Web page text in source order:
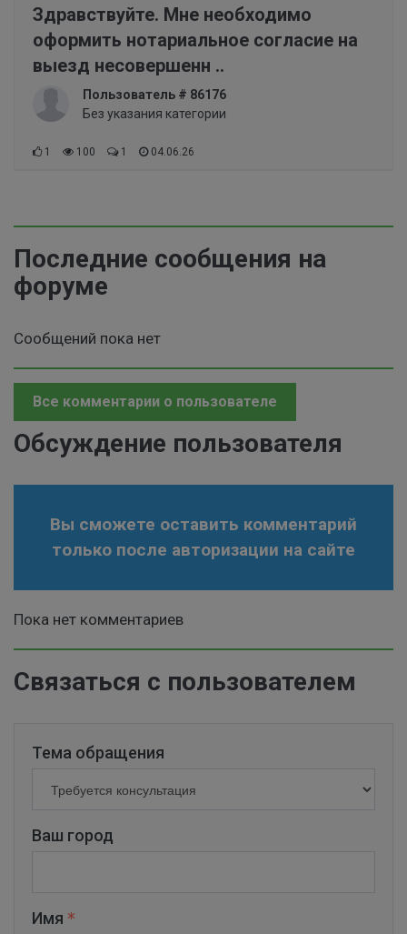
Здравствуйте. Мне необходимо
оформить нотариальное согласие на
выезд несовершенн ..
Пользователь # 86176
Без указания категории
1 100 1 04.06.26
Последние сообщения на
форуме
Сообщений пока нет
Все комментарии о пользователе
Обсуждение пользователя
Вы сможете оставить комментарий
только после авторизации на сайте
Пока нет комментариев
Связаться с пользователем
Тема обращения
Ваш город
Имя